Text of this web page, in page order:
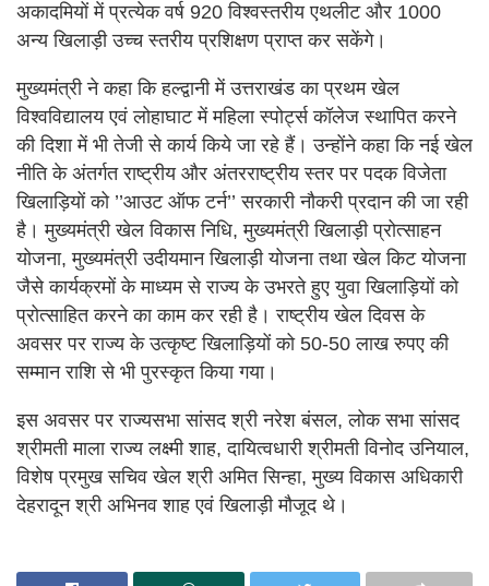
अकादमियों में प्रत्येक वर्ष 920 विश्वस्तरीय एथलीट और 1000
अन्य खिलाड़ी उच्च स्तरीय प्रशिक्षण प्राप्त कर सकेंगे।
मुख्यमंत्री ने कहा कि हल्द्वानी में उत्तराखंड का प्रथम खेल
विश्वविद्यालय एवं लोहाघाट में महिला स्पोर्ट्स कॉलेज स्थापित करने
की दिशा में भी तेजी से कार्य किये जा रहे हैं। उन्होंने कहा कि नई खेल
नीति के अंतर्गत राष्ट्रीय और अंतरराष्ट्रीय स्तर पर पदक विजेता
खिलाड़ियों को ’’आउट ऑफ टर्न’’ सरकारी नौकरी प्रदान की जा रही
है। मुख्यमंत्री खेल विकास निधि, मुख्यमंत्री खिलाड़ी प्रोत्साहन
योजना, मुख्यमंत्री उदीयमान खिलाड़ी योजना तथा खेल किट योजना
जैसे कार्यक्रमों के माध्यम से राज्य के उभरते हुए युवा खिलाड़ियों को
प्रोत्साहित करने का काम कर रही है। राष्ट्रीय खेल दिवस के
अवसर पर राज्य के उत्कृष्ट खिलाड़ियों को 50-50 लाख रुपए की
सम्मान राशि से भी पुरस्कृत किया गया।
इस अवसर पर राज्यसभा सांसद श्री नरेश बंसल, लोक सभा सांसद
श्रीमती माला राज्य लक्ष्मी शाह, दायित्वधारी श्रीमती विनोद उनियाल,
विशेष प्रमुख सचिव खेल श्री अमित सिन्हा, मुख्य विकास अधिकारी
देहरादून श्री अभिनव शाह एवं खिलाड़ी मौजूद थे।